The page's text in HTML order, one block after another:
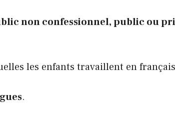
non confessionnel, public ou
les enfants travaillent en
.